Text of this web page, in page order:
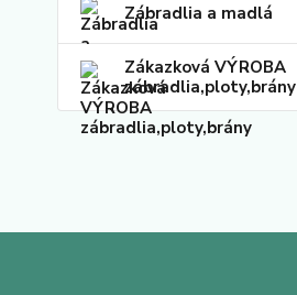
Zábradlia a madlá
Zákazková VÝROBA
zábradlia,ploty,brány